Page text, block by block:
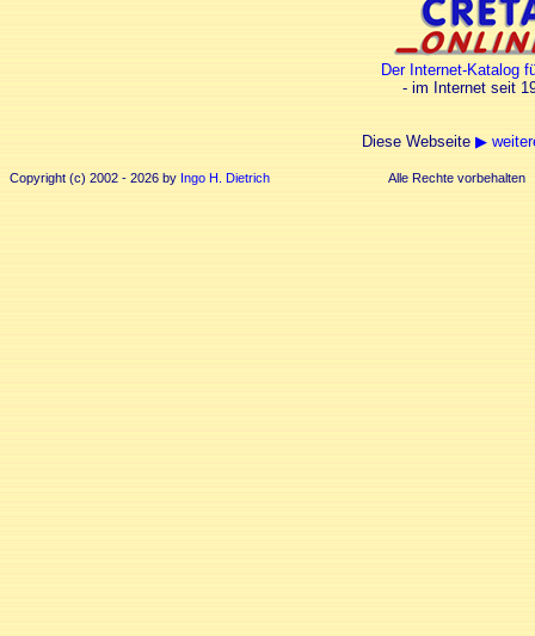
Der Internet-Katalog
- im Internet seit
Diese Webseite ▶
Copyright (c) 2002 - 2026 by Ingo H. Dietrich Alle Rechte vorbehalten